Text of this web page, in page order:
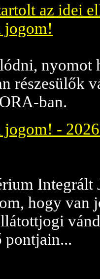
az idei
jogom!
nyomot
részesülők
ban.
jogom! -
Integrált
hogy van
pontjain...